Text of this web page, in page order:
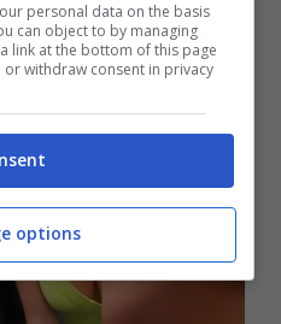
personal data on the basis
can object to by managing
link at the bottom of this page
withdraw consent in privacy
options